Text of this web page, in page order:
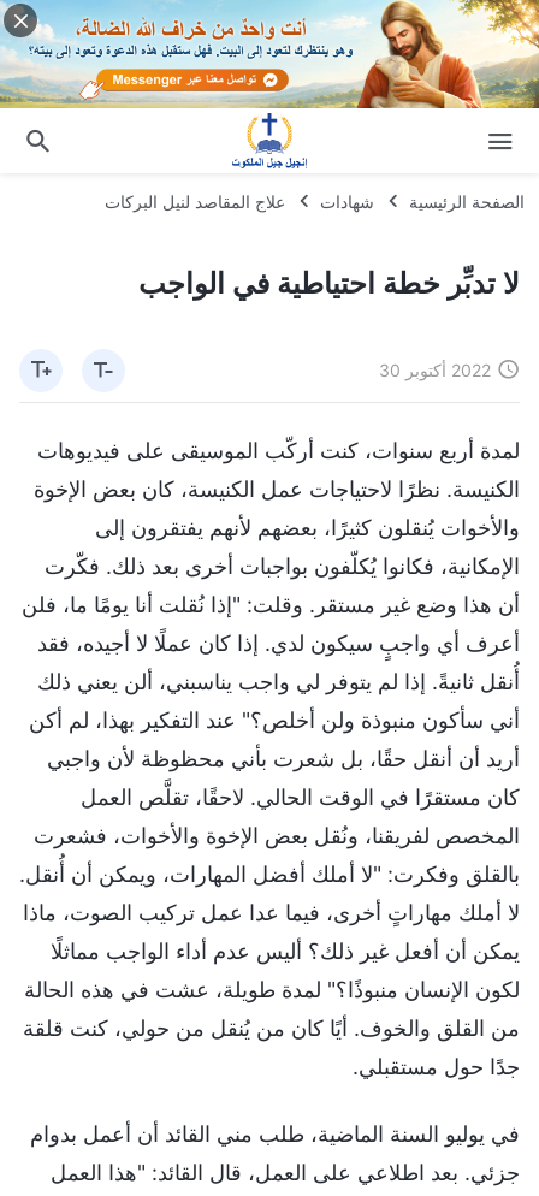
الصفحة الرئيسية شهادات علاج المقاصد لنيل البركات
لا تدبِّر خطة احتياطية في الواجب
2022 أكتوبر 30
لمدة أربع سنوات، كنت أركّب الموسيقى على فيديوهات
الكنيسة. نظرًا لاحتياجات عمل الكنيسة، كان بعض الإخوة
والأخوات يُنقلون كثيرًا، بعضهم لأنهم يفتقرون إلى
الإمكانية، فكانوا يُكلّفون بواجبات أخرى بعد ذلك. فكّرت
أن هذا وضع غير مستقر. وقلت: "إذا نُقلت أنا يومًا ما، فلن
أعرف أي واجبٍ سيكون لدي. إذا كان عملًا لا أجيده، فقد
أُنقل ثانيةً. إذا لم يتوفر لي واجب يناسبني، ألن يعني ذلك
أني سأكون منبوذة ولن أخلص؟" عند التفكير بهذا، لم أكن
أريد أن أنقل حقًا، بل شعرت بأني محظوظة لأن واجبي
كان مستقرًا في الوقت الحالي. لاحقًا، تقلَّص العمل
المخصص لفريقنا، ونُقل بعض الإخوة والأخوات، فشعرت
بالقلق وفكرت: "لا أملك أفضل المهارات، ويمكن أن أُنقل.
لا أملك مهاراتٍ أخرى، فيما عدا عمل تركيب الصوت، ماذا
يمكن أن أفعل غير ذلك؟ أليس عدم أداء الواجب مماثلًا
لكون الإنسان منبوذًا؟" لمدة طويلة، عشت في هذه الحالة
من القلق والخوف. أيًا كان من يُنقل من حولي، كنت قلقة
جدًا حول مستقبلي.
في يوليو السنة الماضية، طلب مني القائد أن أعمل بدوام
جزئي. بعد اطلاعي على العمل، قال القائد: "هذا العمل